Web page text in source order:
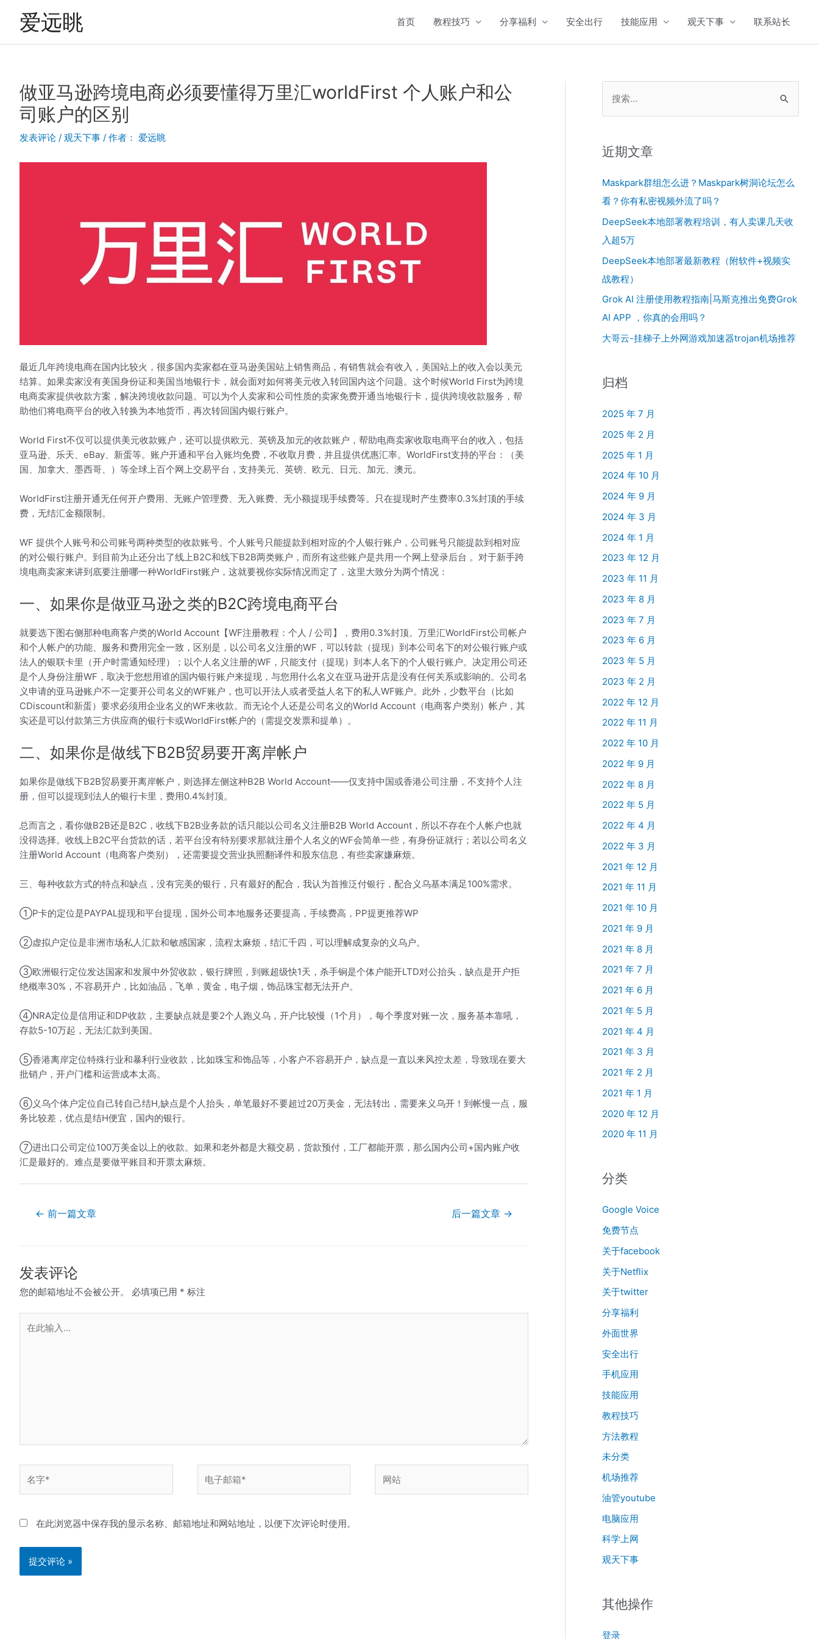
爱远眺 首页 教程技巧 分享福利 安全出行 技能应用 观天下事 联系站长
做亚马逊跨境电商必须要懂得万里汇worldFirst 个人账户和公
司账户的区别
发表评论 / 观天下事 / 作者： 爱远眺
最近几年跨境电商在国内比较火，很多国内卖家都在亚马逊美国站上销售商品，有销售就会有收入，美国站上的收入会以美元
结算。如果卖家没有美国身份证和美国当地银行卡，就会面对如何将美元收入转回国内这个问题。这个时候World First为跨境
电商卖家提供收款方案，解决跨境收款问题。可以为个人卖家和公司性质的卖家免费开通当地银行卡，提供跨境收款服务，帮
助他们将电商平台的收入转换为本地货币，再次转回国内银行账户。
World First不仅可以提供美元收款账户，还可以提供欧元、英镑及加元的收款账户，帮助电商卖家收取电商平台的收入，包括
亚马逊、乐天、eBay、新蛋等。账户开通和平台入账均免费，不收取月费，并且提供优惠汇率。WorldFirst支持的平台：（美
国、加拿大、墨西哥、）等全球上百个网上交易平台，支持美元、英镑、欧元、日元、加元、澳元。
WorldFirst注册开通无任何开户费用、无账户管理费、无入账费、无小额提现手续费等。只在提现时产生费率0.3%封顶的手续
费，无结汇金额限制。
WF 提供个人账号和公司账号两种类型的收款账号。个人账号只能提款到相对应的个人银行账户，公司账号只能提款到相对应
的对公银行账户。到目前为止还分出了线上B2C和线下B2B两类账户，而所有这些账户是共用一个网上登录后台 。对于新手跨
境电商卖家来讲到底要注册哪一种WorldFirst账户，这就要视你实际情况而定了，这里大致分为两个情况：
一、如果你是做亚马逊之类的B2C跨境电商平台
就要选下图右侧那种电商客户类的World Account【WF注册教程：个人 / 公司】，费用0.3%封顶。万里汇WorldFirst公司帐户
和个人帐户的功能、服务和费用完全一致，区别是，以公司名义注册的WF，可以转款（提现）到本公司名下的对公银行账户或
法人的银联卡里（开户时需通知经理）；以个人名义注册的WF，只能支付（提现）到本人名下的个人银行账户。决定用公司还
是个人身份注册WF，取决于您想用谁的国内银行账户来提现，与您用什么名义在亚马逊开店是没有任何关系或影响的。公司名
义申请的亚马逊账户不一定要开公司名义的WF账户，也可以开法人或者受益人名下的私人WF账户。此外，少数平台（比如
CDiscount和新蛋）要求必须用企业名义的WF来收款。而无论个人还是公司名义的World Account（电商客户类别）帐户，其
实还是可以付款第三方供应商的银行卡或WorldFirst帐户的（需提交发票和提单）。
二、如果你是做线下B2B贸易要开离岸帐户
如果你是做线下B2B贸易要开离岸帐户，则选择左侧这种B2B World Account——仅支持中国或香港公司注册，不支持个人注
册，但可以提现到法人的银行卡里，费用0.4%封顶。
总而言之，看你做B2B还是B2C，收线下B2B业务款的话只能以公司名义注册B2B World Account，所以不存在个人帐户也就
没得选择。收线上B2C平台货款的话，若平台没有特别要求那就注册个人名义的WF会简单一些，有身份证就行；若以公司名义
注册World Account（电商客户类别），还需要提交营业执照翻译件和股东信息，有些卖家嫌麻烦。
三、每种收款方式的特点和缺点，没有完美的银行，只有最好的配合，我认为首推泛付银行，配合义乌基本满足100%需求。
①P卡的定位是PAYPAL提现和平台提现，国外公司本地服务还要提高，手续费高，PP提更推荐WP
②虚拟户定位是非洲市场私人汇款和敏感国家，流程太麻烦，结汇千四，可以理解成复杂的义乌户。
③欧洲银行定位发达国家和发展中外贸收款，银行牌照，到账超级快1天，杀手锏是个体户能开LTD对公抬头，缺点是开户拒
绝概率30%，不容易开户，比如油品，飞单，黄金，电子烟，饰品珠宝都无法开户。
④NRA定位是信用证和DP收款，主要缺点就是要2个人跑义乌，开户比较慢（1个月），每个季度对账一次，服务基本靠吼，
存款5-10万起，无法汇款到美国。
⑤香港离岸定位特殊行业和暴利行业收款，比如珠宝和饰品等，小客户不容易开户，缺点是一直以来风控太差，导致现在要大
批销户，开户门槛和运营成本太高。
⑥义乌个体户定位自己转自己结H,缺点是个人抬头，单笔最好不要超过20万美金，无法转出，需要来义乌开！到帐慢一点，服
务比较差，优点是结H便宜，国内的银行。
⑦进出口公司定位100万美金以上的收款。如果和老外都是大额交易，货款预付，工厂都能开票，那么国内公司+国内账户收
汇是最好的。难点是要做平账目和开票太麻烦。
← 前一篇文章 后一篇文章 →
发表评论
您的邮箱地址不会被公开。 必填项已用 * 标注
字
子
*
站
在此浏览器中保存我的显示名称、邮箱地址和网站地址，以便下次评论时使用。
近期文章
Maskpark群组怎么进？Maskpark树洞论坛怎么
看？你有私密视频外流了吗？
DeepSeek本地部署教程培训，有人卖课几天收
入超5万
DeepSeek本地部署最新教程（附软件+视频实
战教程）
Grok AI 注册使用教程指南|马斯克推出免费Grok
AI APP ，你真的会用吗？
大哥云-挂梯子上外网游戏加速器trojan机场推荐
归档
2025 年 7 月
2025 年 2 月
2025 年 1 月
2024 年 10 月
2024 年 9 月
2024 年 3 月
2024 年 1 月
2023 年 12 月
2023 年 11 月
2023 年 8 月
2023 年 7 月
2023 年 6 月
2023 年 5 月
2023 年 2 月
2022 年 12 月
2022 年 11 月
2022 年 10 月
2022 年 9 月
2022 年 8 月
2022 年 5 月
2022 年 4 月
2022 年 3 月
2021 年 12 月
2021 年 11 月
2021 年 10 月
2021 年 9 月
2021 年 8 月
2021 年 7 月
2021 年 6 月
2021 年 5 月
2021 年 4 月
2021 年 3 月
2021 年 2 月
2021 年 1 月
2020 年 12 月
2020 年 11 月
分类
Google Voice
免费节点
关于facebook
关于Netflix
关于twitter
分享福利
外面世界
安全出行
手机应用
技能应用
教程技巧
方法教程
未分类
机场推荐
油管youtube
电脑应用
科学上网
观天下事
其他操作
登录